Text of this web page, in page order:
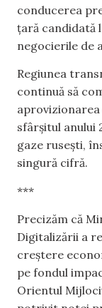
conducerea
țară candidată
negocierile de
Regiunea
continuă să
aprovizionarea
sfârșitul anului
gaze rusești,
singură cifră.
***
Precizăm că
Digitalizării a
creștere
pe fondul
Orientul